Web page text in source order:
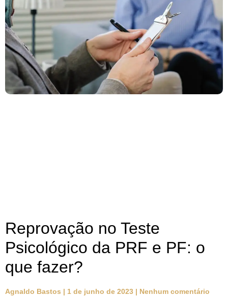
Reprovação no Teste
Psicológico da PRF e PF: o
que fazer?
Agnaldo Bastos 1 de junho de 2023 Nenhum comentário